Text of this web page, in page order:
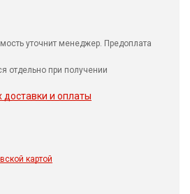
уточнит менеджер. Предоплата
отдельно при получении
доставки и оплаты
картой